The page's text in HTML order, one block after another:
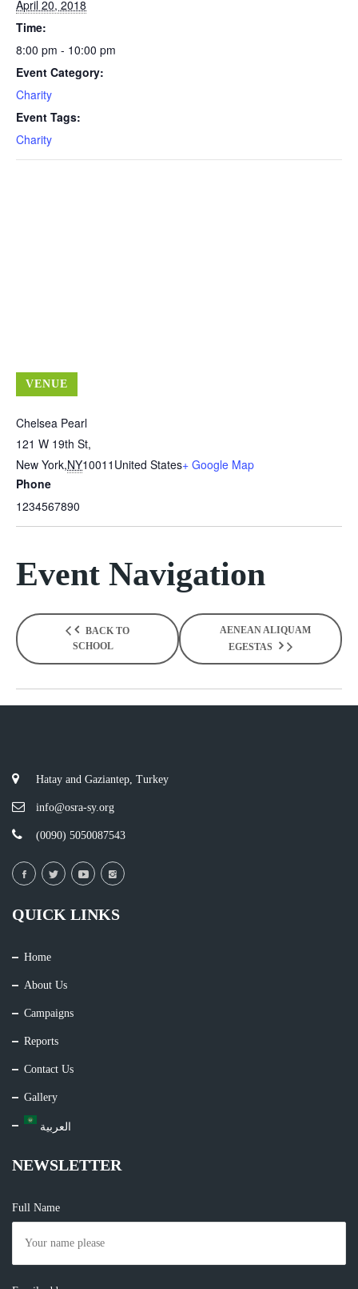
April 20, 2018
Time:
8:00 pm - 10:00 pm
Event Category:
Charity
Event Tags:
Charity
VENUE
Chelsea Pearl
121 W 19th St,
New York,NY10011 United States+ Google Map
Phone
1234567890
Event Navigation
BACK TO
SCHOOL
AENEAN ALIQUAM
EGESTAS
Hatay and Gaziantep, Turkey
info@osra-sy.org
(0090) 5050087543
QUICK LINKS
Home
About Us
Campaigns
Reports
Contact Us
Gallery
العربية
NEWSLETTER
Full Name